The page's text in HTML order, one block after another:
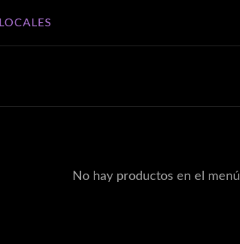
LOCALES
No hay productos en el menú